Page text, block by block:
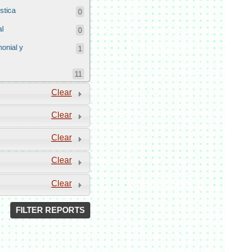
0
0
y
1
11
6
1
0
0
1
37
23
10
Clear
Clear
Clear
Clear
Clear
FILTER REPORTS